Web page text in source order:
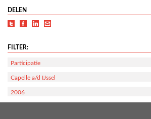
DELEN
FILTER:
Participatie
Capelle a/d IJssel
2006